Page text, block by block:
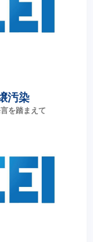
汚染
を踏まえて